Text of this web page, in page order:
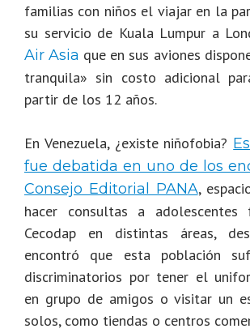
familias con niños el viajar en la
su servicio de Kuala Lumpur a
Air Asia que en sus aviones
tranquila» sin costo adicional
partir de los 12 años.
En Venezuela, ¿existe niñofobia?
fue debatida en uno de los
Consejo Editorial PANA,
hacer consultas a adolescentes
Cecodap en distintas áreas,
encontró que esta población
discriminatorios por tener el
en grupo de amigos o visitar un
solos, como tiendas o centros